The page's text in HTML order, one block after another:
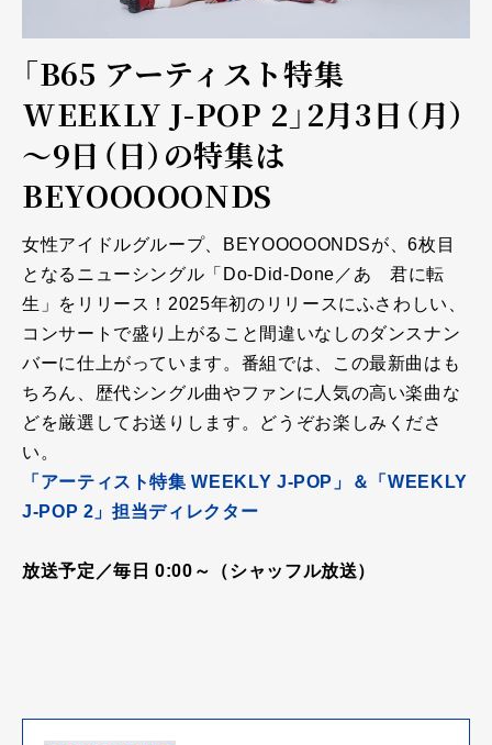
「B65 アーティスト特集
WEEKLY J-POP 2」2月3日（月）
～9日（日）の特集は
BEYOOOOONDS
女性アイドルグループ、BEYOOOOONDSが、6枚目
となるニューシングル「Do-Did-Done／あゝ君に転
生」をリリース！2025年初のリリースにふさわしい、
コンサートで盛り上がること間違いなしのダンスナン
バーに仕上がっています。番組では、この最新曲はも
ちろん、歴代シングル曲やファンに人気の高い楽曲な
どを厳選してお送りします。どうぞお楽しみくださ
い。
「アーティスト特集 WEEKLY J-POP」＆「WEEKLY
J-POP 2」担当ディレクター
放送予定／毎日 0:00～（シャッフル放送）